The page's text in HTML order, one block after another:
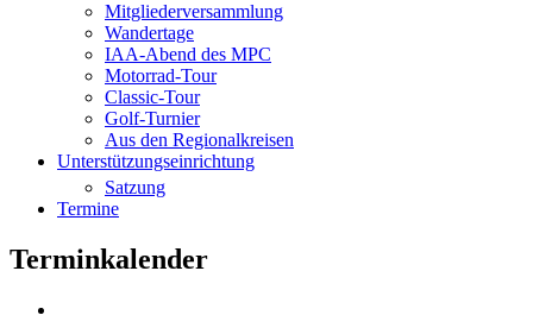
Mitgliederversammlung
Wandertage
IAA-Abend des MPC
Motorrad-Tour
Classic-Tour
Golf-Turnier
Aus den Regionalkreisen
Unterstützungseinrichtung
Satzung
Termine
Terminkalender